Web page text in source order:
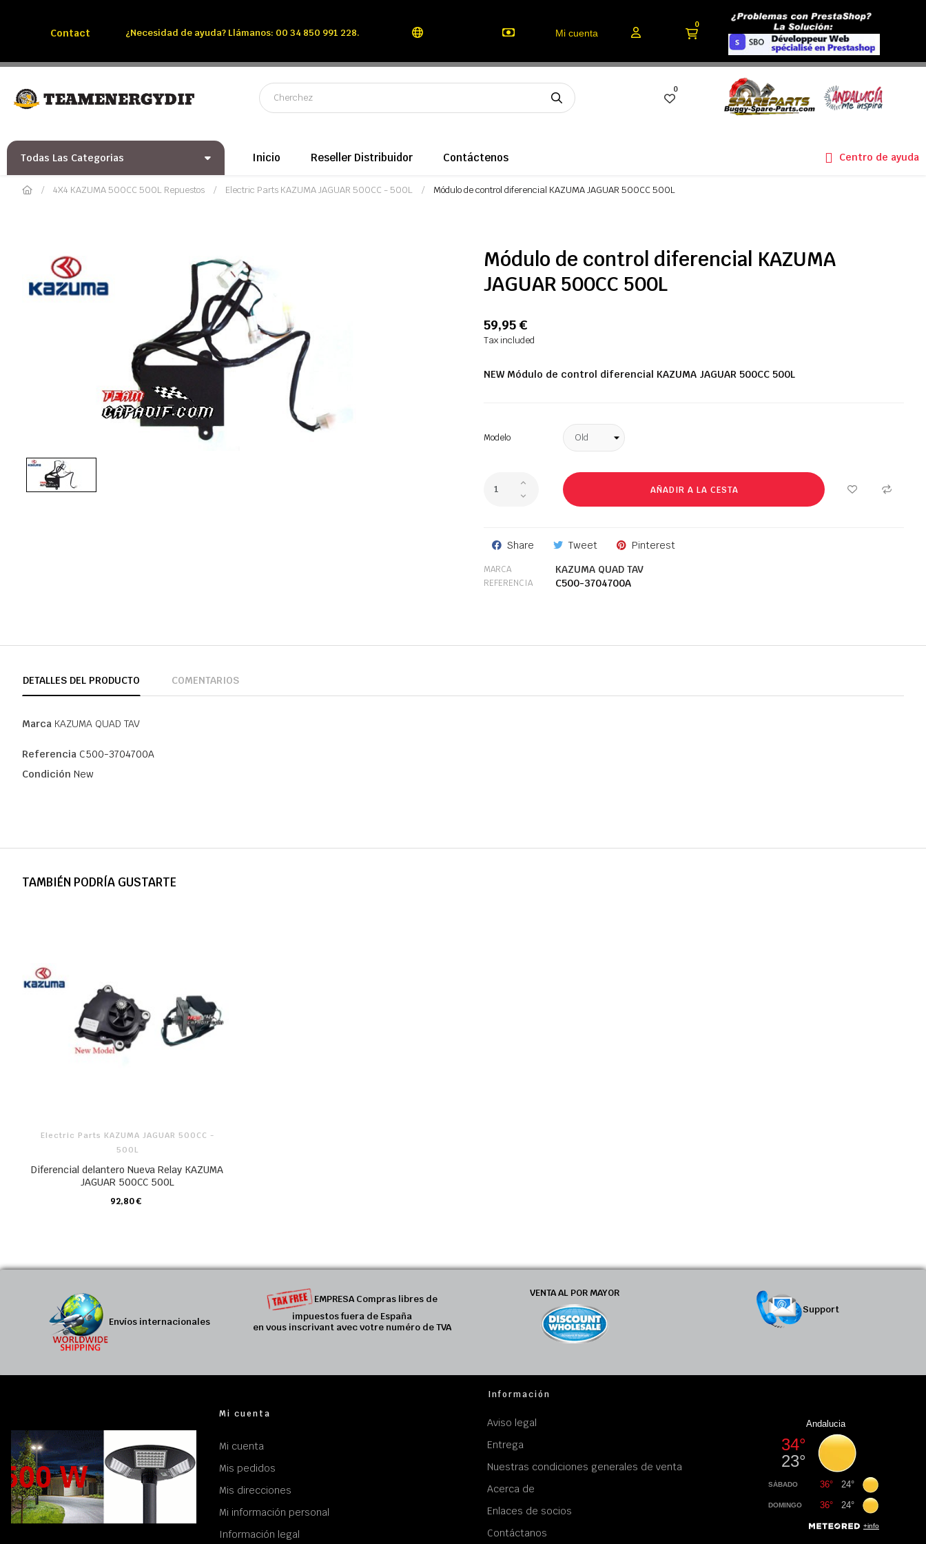
Contact ¿Necesidad de ayuda? Llámanos: 00 34 850 991 228. Mi cuenta
0
0
Todas Las Categorias Inicio Reseller Distribuidor Contáctenos Centro de ayuda
4X4 KAZUMA 500CC 500L Repuestos Electric Parts KAZUMA JAGUAR 500CC - 500L Módulo de control diferencial KAZUMA JAGUAR 500CC 500L
Módulo de control diferencial KAZUMA
JAGUAR 500CC 500L
59,95 €
Tax included
NEW Módulo de control diferencial KAZUMA JAGUAR 500CC 500L
Modelo
AÑADIR A LA CESTA
Share Tweet Pinterest
MARCA KAZUMA QUAD TAV
REFERENCIA C500-3704700A
DETALLES DEL PRODUCTO COMENTARIOS
Marca KAZUMA QUAD TAV
Referencia C500-3704700A
Condición New
TAMBIÉN PODRÍA GUSTARTE
Electric Parts KAZUMA JAGUAR 500CC -
500L
Diferencial delantero Nueva Relay KAZUMA
JAGUAR 500CC 500L
92,80 €
CARRO
Envíos internacionales
EMPRESA Compras libres de
impuestos fuera de España
en vous inscrivant avec votre numéro de TVA
VENTA AL POR MAYOR
Support
Mi cuenta
Mi cuenta
Mis pedidos
Mis direcciones
Mi información personal
Información legal
Información
Aviso legal
Entrega
Nuestras condiciones generales de venta
Acerca de
Enlaces de socios
Contáctanos